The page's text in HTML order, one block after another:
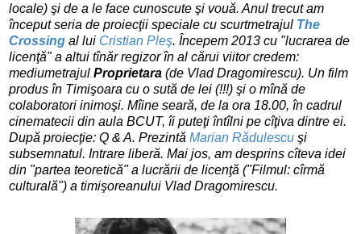
locale) şi de a le face cunoscute şi vouă. Anul trecut am
început seria de proiecţii speciale cu scurtmetrajul The
Crossing al lui Cristian Pleş. Începem 2013 cu "lucrarea de
licenţă" a altui tînăr regizor în al cărui viitor credem:
mediumetrajul Proprietara (de Vlad Dragomirescu). Un film
produs în Timişoara cu o sută de lei (!!!) şi o mînă de
colaboratori inimoşi. Mîine seară, de la ora 18.00, în cadrul
cinematecii din aula BCUT, îi puteţi întîlni pe cîţiva dintre ei.
După proiecţie: Q & A. Prezintă Marian Rădulescu şi
subsemnatul. Intrare liberă. Mai jos, am desprins cîteva idei
din "partea teoretică" a lucrării de licenţă ("Filmul: cîrmă
culturală") a timişoreanului Vlad Dragomirescu.